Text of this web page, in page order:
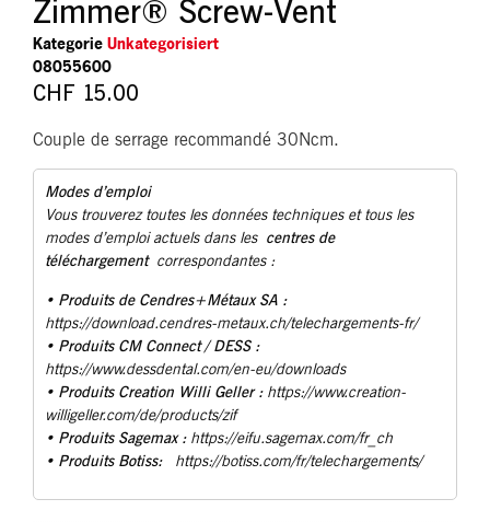
Zimmer® Screw-Vent
Kategorie Unkategorisiert
08055600
CHF 15.00
Couple de serrage recommandé 30Ncm.
Modes d’emploi
Vous trouverez toutes les données techniques et tous les
modes d’emploi actuels dans les centres de
téléchargementcorrespondantes :
• Produits de Cendres+Métaux SA :
https://download.cendres-metaux.ch/telechargements-fr/
• Produits CM Connect / DESS :
https://www.dessdental.com/en-eu/downloads
• Produits Creation Willi Geller : https://www.creation-
willigeller.com/de/products/zif
• Produits Sagemax : https://eifu.sagemax.com/fr_ch
• Produits Botiss: https://botiss.com/fr/telechargements/